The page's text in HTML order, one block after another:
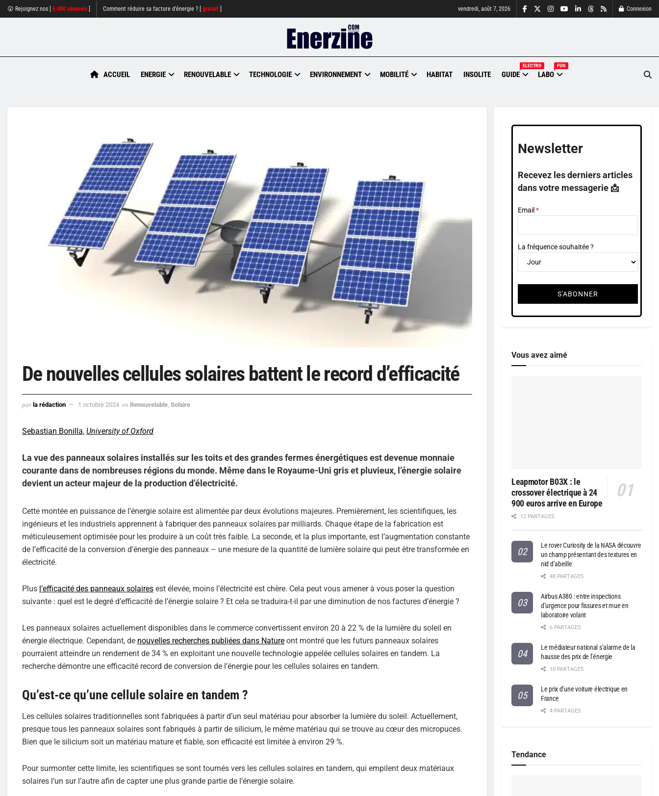
😮 Rejoignez nos [ 6.000 abonnés Comment réduire sa facture d'énergie ? [ gratuit vendredi, août 7, 2026 Connexion
ACCUEIL ENERGIE RENOUVELABLE TECHNOLOGIE ENVIRONNEMENT MOBILITÉ HABITAT INSOLITE GUIDE
ELECTRO
LABO
FUN
De nouvelles cellules solaires battent le record d’efficacité
par la rédaction 1 octobre 2024 en Renouvelable Solaire
Sebastian Bonilla, University of Oxford
La vue des panneaux solaires installés sur les toits et des grandes fermes énergétiques est devenue monnaie
courante dans de nombreuses régions du monde. Même dans le Royaume-Uni gris et pluvieux, l’énergie solaire
devient un acteur majeur de la production d’électricité.
Cette montée en puissance de l’énergie solaire est alimentée par deux évolutions majeures. Premièrement, les scientifiques, les
ingénieurs et les industriels apprennent à fabriquer des panneaux solaires par milliards. Chaque étape de la fabrication est
méticuleusement optimisée pour les produire à un coût très faible. La seconde, et la plus importante, est l’augmentation constante
de l’efficacité de la conversion d’énergie des panneaux – une mesure de la quantité de lumière solaire qui peut être transformée en
électricité.
Plus l’efficacité des panneaux solaires est élevée, moins l’électricité est chère. Cela peut vous amener à vous poser la question
suivante : quel est le degré d’efficacité de l’énergie solaire ? Et cela se traduira-t-il par une diminution de nos factures d’énergie ?
Les panneaux solaires actuellement disponibles dans le commerce convertissent environ 20 à 22 % de la lumière du soleil en
énergie électrique. Cependant, de nouvelles recherches publiées dans Nature ont montré que les futurs panneaux solaires
pourraient atteindre un rendement de 34 % en exploitant une nouvelle technologie appelée cellules solaires en tandem. La
recherche démontre une efficacité record de conversion de l’énergie pour les cellules solaires en tandem.
Qu’est-ce qu’une cellule solaire en tandem ?
Les cellules solaires traditionnelles sont fabriquées à partir d’un seul matériau pour absorber la lumière du soleil. Actuellement,
presque tous les panneaux solaires sont fabriqués à partir de silicium, le même matériau qui se trouve au cœur des micropuces.
Bien que le silicium soit un matériau mature et fiable, son efficacité est limitée à environ 29 %.
Pour surmonter cette limite, les scientifiques se sont tournés vers les cellules solaires en tandem, qui empilent deux matériaux
solaires l’un sur l’autre afin de capter une plus grande partie de l’énergie solaire.
Newsletter
Recevez les derniers articles
dans votre messagerie 📩
Email
La fréquence souhaitée ?
Vous avez aimé
Leapmotor B03X : le
crossover électrique à 24
900 euros arrive en Europe
12 PARTAGES
Le rover Curiosity de la NASA découvre
un champ présentant des textures en
nid d’abeille
48 PARTAGES
Airbus A380 : entre inspections
d’urgence pour fissures et mue en
laboratoire volant
6 PARTAGES
Le médiateur national s’alarme de la
hausse des prix de l’énergie
10 PARTAGES
Le prix d’une voiture électrique en
France
4 PARTAGES
Tendance